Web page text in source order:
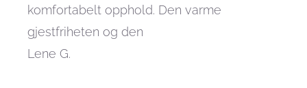
komfortabelt opphold. Den varme
gjestfriheten og den
Lene G.